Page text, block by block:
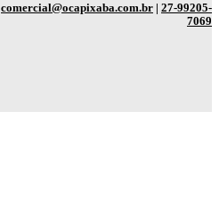
comercial@ocapixaba.com.br | 27-99205-
7069